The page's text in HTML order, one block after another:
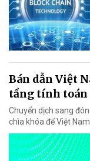
Bán dẫn Việt
tầng tính toán
Chuyển dịch sang
chìa khóa để Việt